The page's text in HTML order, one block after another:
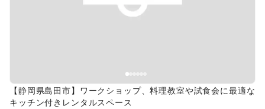
Previous slide
【静岡県島田市】ワークショップ、料理教室や試食会に最適な
キッチン付きレンタルスペース